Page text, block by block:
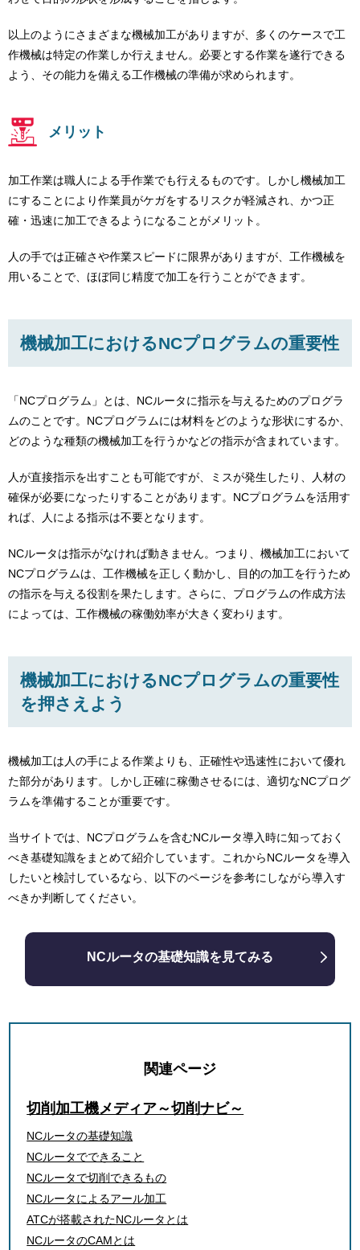
以上のようにさまざまな機械加工がありますが、多くのケースで工
作機械は特定の作業しか行えません。必要とする作業を遂行できる
よう、その能力を備える工作機械の準備が求められます。
メリット
加工作業は職人による手作業でも行えるものです。しかし機械加工
にすることにより作業員がケガをするリスクが軽減され、かつ正
確・迅速に加工できるようになることがメリット。
人の手では正確さや作業スピードに限界がありますが、工作機械を
用いることで、ほぼ同じ精度で加工を行うことができます。
機械加工におけるNCプログラムの重要性
「NCプログラム」とは、NCルータに指示を与えるためのプログラ
ムのことです。NCプログラムには材料をどのような形状にするか、
どのような種類の機械加工を行うかなどの指示が含まれています。
人が直接指示を出すことも可能ですが、ミスが発生したり、人材の
確保が必要になったりすることがあります。NCプログラムを活用す
れば、人による指示は不要となります。
NCルータは指示がなければ動きません。つまり、機械加工において
NCプログラムは、工作機械を正しく動かし、目的の加工を行うため
の指示を与える役割を果たします。さらに、プログラムの作成方法
によっては、工作機械の稼働効率が大きく変わります。
機械加工におけるNCプログラムの重要性
を押さえよう
機械加工は人の手による作業よりも、正確性や迅速性において優れ
た部分があります。しかし正確に稼働させるには、適切なNCプログ
ラムを準備することが重要です。
当サイトでは、NCプログラムを含むNCルータ導入時に知っておく
べき基礎知識をまとめて紹介しています。これからNCルータを導入
したいと検討しているなら、以下のページを参考にしながら導入す
べきか判断してください。
NCルータの基礎知識を見てみる
関連ページ
切削加工機メディア～切削ナビ～
NCルータの基礎知識
NCルータでできること
NCルータで切削できるもの
NCルータによるアール加工
ATCが搭載されたNCルータとは
NCルータのCAMとは